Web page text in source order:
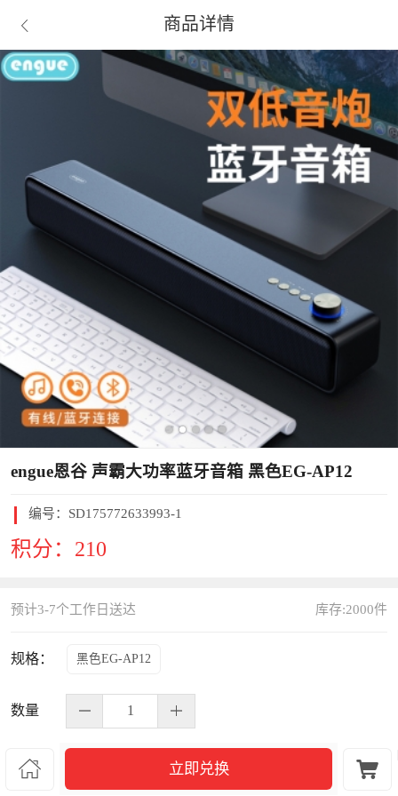
 商品详情
engue恩谷 声霸大功率蓝牙音箱 黑色EG-AP12
编号： SD175772633993-1
积分： 210
库存:2000件
预计3-7个工作日送达
规格： 黑色EG-AP12
数量
S245618
 立即兑换 